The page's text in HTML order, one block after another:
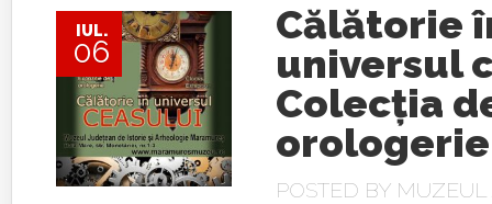
IUL.
06
Călătorie
universul
Colecţia
orologerie
POSTED BY MUZEUL